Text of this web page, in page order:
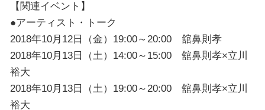
【関連イベント】
●アーティスト・トーク
2018年10月12日（金）19:00～20:00 舘鼻則孝
2018年10月13日（土）14:00～15:00 舘鼻則孝×立川
裕大
2018年10月13日（土）19:00～20:00 舘鼻則孝×立川
裕大